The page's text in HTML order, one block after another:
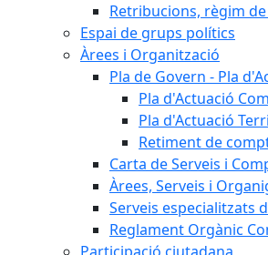
Retribucions, règim
Espai de grups polítics
Àrees i Organització
Pla de Govern - Pla
Pla d'Actuació
Pla d'Actuació
Retiment de
Carta de Serveis i
Àrees, Serveis i
Serveis especialitzats
Reglament Orgànic